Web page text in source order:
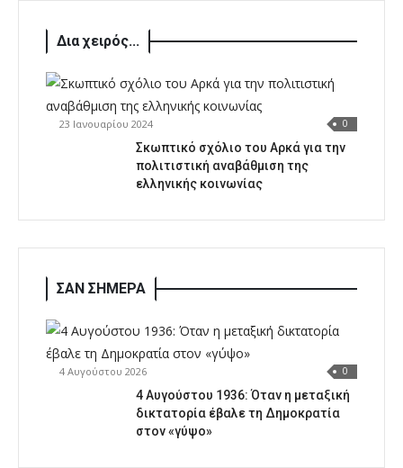
Δια χειρός...
23 Ιανουαρίου 2024 0
Σκωπτικό σχόλιο του Αρκά για την
πολιτιστική αναβάθμιση της
ελληνικής κοινωνίας
ΣΑΝ ΣΗΜΕΡΑ
4 Αυγούστου 2026 0
4 Αυγούστου 1936: Όταν η μεταξική
δικτατορία έβαλε τη Δημοκρατία
στον «γύψο»